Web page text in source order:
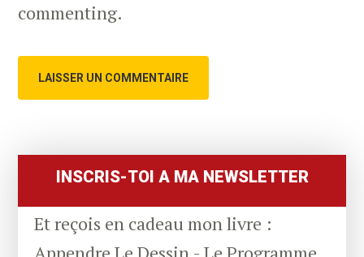
commenting.
Sidebar
INSCRIS-TOI A MA NEWSLETTER
Et reçois en cadeau mon livre :